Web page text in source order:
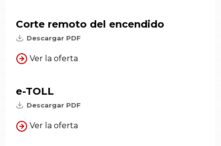
Corte remoto del encendido
Descargar PDF
Ver la oferta
e-TOLL
Descargar PDF
Ver la oferta